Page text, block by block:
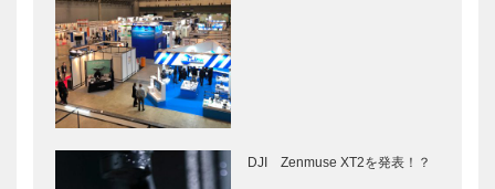
DJI Zenmuse XT2を発表！？